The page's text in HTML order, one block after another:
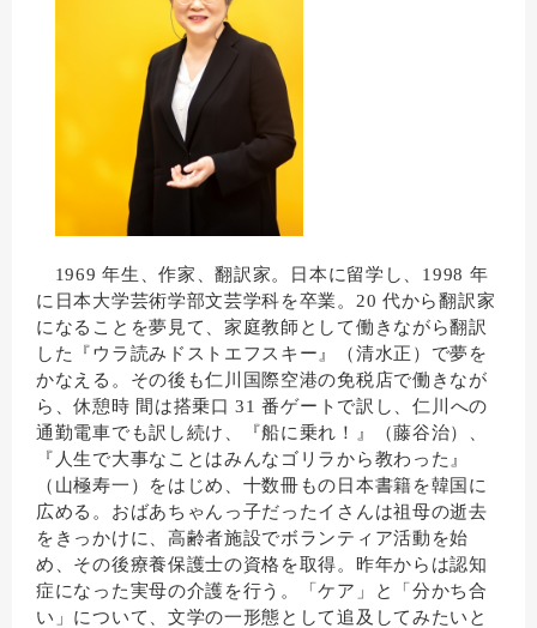
1969 年生、作家、翻訳家。日本に留学し、1998 年
に日本大学芸術学部文芸学科を卒業。20 代から翻訳家
になることを夢見て、家庭教師として働きながら翻訳
した『ウラ読みドストエフスキー』（清水正）で夢を
かなえる。その後も仁川国際空港の免税店で働きなが
ら、休憩時 間は搭乗口 31 番ゲートで訳し、仁川への
通勤電車でも訳し続け、『船に乗れ！』（藤谷治）、
『人生で大事なことはみんなゴリラから教わった』
（山極寿一）をはじめ、十数冊もの日本書籍を韓国に
広める。おばあちゃんっ子だったイさんは祖母の逝去
をきっかけに、高齢者施設でボランティア活動を始
め、その後療養保護士の資格を取得。昨年からは認知
症になった実母の介護を行う。「ケア」と「分かち合
い」について、文学の一形態として追及してみたいと